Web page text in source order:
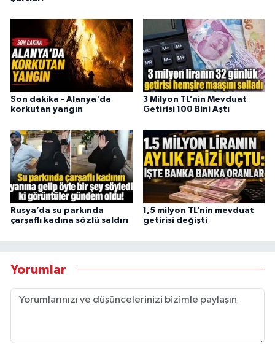
Son dakika - Alanya'da
korkutan yangın
3 Milyon TL’nin Mevduat
Getirisi 100 Bini Aştı
Rusya’da su parkında
çarşaflı kadına sözlü saldırı
1,5 milyon TL’nin mevduat
getirisi değişti
Yorumlar